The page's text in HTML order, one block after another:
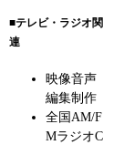
■テレビ・ラジオ関
連
映像音声
編集制作
全国AM/F
MラジオC